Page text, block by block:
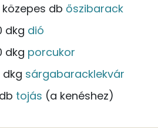
közepes db őszibarack
dkg dió
dkg porcukor
dkg sárgabaracklekvár
tojás (a kenéshez)